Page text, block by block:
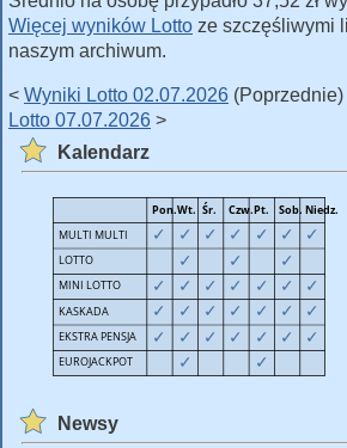
Więcej wyników Lotto ze szczęśliwymi
naszym archiwum.
< Wyniki Lotto 02.07.2026
Lotto 07.07.2026 >
Kalendarz
Newsy